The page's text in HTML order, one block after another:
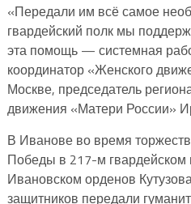
«Передали им всё самое
гвардейский полк мы
эта помощь — системная
координатор «Женского
Москве, председатель
движения «Матери России»
В Иванове во время
Победы в 217-м
Ивановском орденов
защитников передали